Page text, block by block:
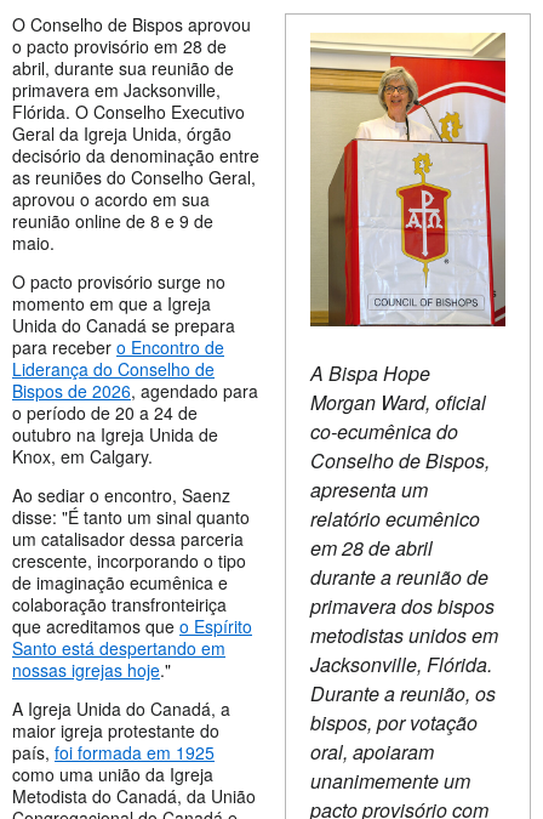
A Bispa Hope
Morgan Ward, oficial
co-ecumênica do
Conselho de Bispos,
apresenta um
relatório ecumênico
em 28 de abril
durante a reunião de
primavera dos bispos
metodistas unidos em
Jacksonville, Flórida.
Durante a reunião, os
bispos, por votação
oral, apoiaram
unanimemente um
pacto provisório com
O Conselho de Bispos aprovou
o pacto provisório em 28 de
abril, durante sua reunião de
primavera em Jacksonville,
Flórida. O Conselho Executivo
Geral da Igreja Unida, órgão
decisório da denominação entre
as reuniões do Conselho Geral,
aprovou o acordo em sua
reunião online de 8 e 9 de
maio.
O pacto provisório surge no
momento em que a Igreja
Unida do Canadá se prepara
para receber o Encontro de
Liderança do Conselho de
Bispos de 2026, agendado para
o período de 20 a 24 de
outubro na Igreja Unida de
Knox, em Calgary.
Ao sediar o encontro, Saenz
disse: "É tanto um sinal quanto
um catalisador dessa parceria
crescente, incorporando o tipo
de imaginação ecumênica e
colaboração transfronteiriça
que acreditamos que o Espírito
Santo está despertando em
nossas igrejas hoje."
A Igreja Unida do Canadá, a
maior igreja protestante do
país, foi formada em 1925
como uma união da Igreja
Metodista do Canadá, da União